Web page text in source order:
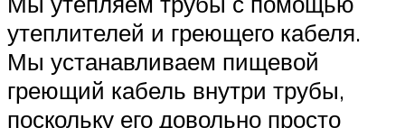
утеплителей и греющего кабеля.
Мы устанавливаем пищевой
греющий кабель внутри трубы,
поскольку его довольно просто